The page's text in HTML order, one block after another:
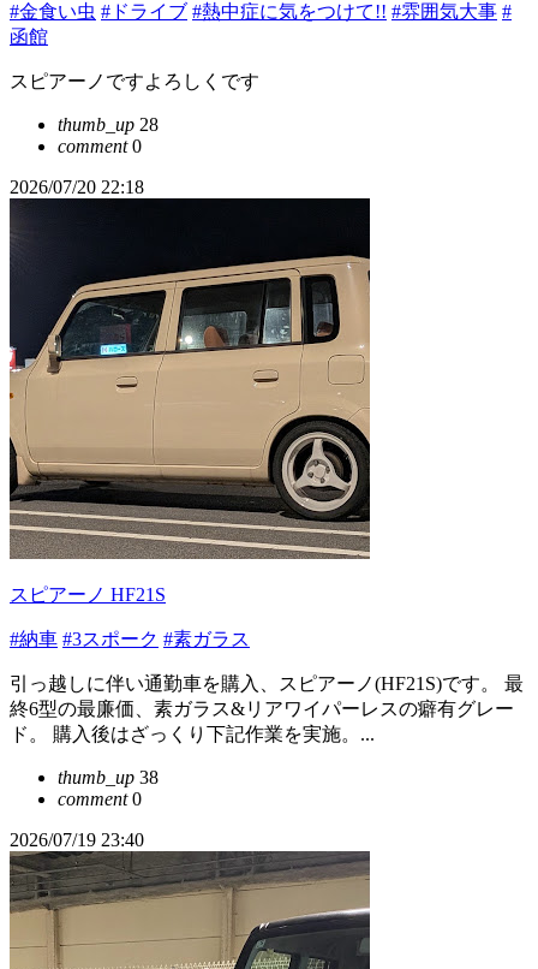
#金食い虫 #ドライブ #熱中症に気をつけて!! #雰囲気大事 #
函館
スピアーノですよろしくです
thumb_up 28
comment0
2026/07/20 22:18
スピアーノ HF21S
#納車 #3スポーク #素ガラス
引っ越しに伴い通勤車を購入、スピアーノ(HF21S)です。 最
終6型の最廉価、素ガラス&リアワイパーレスの癖有グレー
ド。 購入後はざっくり下記作業を実施。...
thumb_up 38
comment0
2026/07/19 23:40